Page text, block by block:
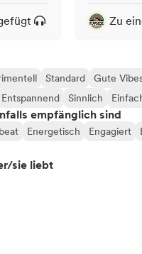
Zu
Standard Gute
Entspannend Sinnlich
empfänglich sind
Energetisch Engagiert
sie liebt